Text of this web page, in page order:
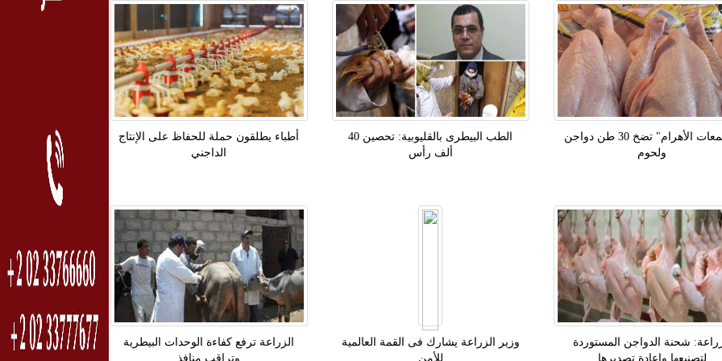
أطباء يطلقون حملة للحفاظ على الإنتاج
الداجني
الطب البيطرى بالقليوبية: تحصين 40
ألف رأس
"مجمعات الأهرام" تضخ 30 طن دواجن
ولحوم
الزراعة ترفع كفاءة الوحدات البيطرية
وتراقب منافذ
وزير الزراعة يشارك فى القمة العالمية
للأمن
شحنة الدواجن المستوردة
لتصنيعها وإعادة تصديرها